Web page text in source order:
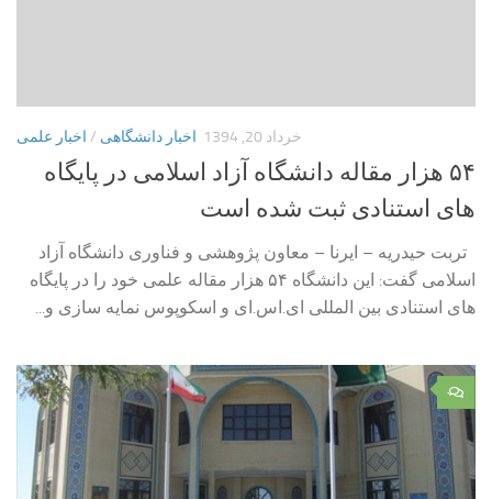
اخبار دانشگاهی / اخبار علمی خرداد 20, 1394
۵۴ هزار مقاله دانشگاه آزاد اسلامی در پایگاه
های استنادی ثبت شده است
تربت حیدریه – ایرنا – معاون پژوهشی و فناوری دانشگاه آزاد
اسلامی گفت: این دانشگاه ۵۴ هزار مقاله علمی خود را در پایگاه
های استنادی بین المللی ای.اس.ای و اسکوپوس نمایه سازی و...
۰